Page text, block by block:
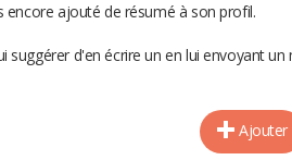
encore ajouté de résumé à son profil.
suggérer d'en écrire un en lui envoyant
Ajouter